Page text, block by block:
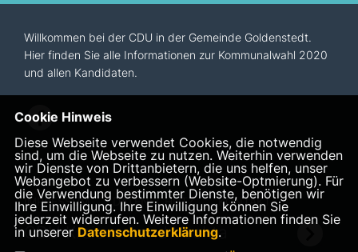
Willkommen bei der CDU in der Gemeinde Goldenstedt.
Hier finden Sie alle Informationen zur Kommunalwahl 2020
und allen Kandidaten.
IMPRESSUM DATENSCHUTZ KONTAKT
CDU Kreisverband Vechta
Cookie Hinweis
Diese Webseite verwendet Cookies, die notwendig
sind, um die Webseite zu nutzen. Weiterhin verwenden
wir Dienste von Drittanbietern, die uns helfen, unser
Webangebot zu verbessern (Website-Optmierung). Für
die Verwendung bestimmter Dienste, benötigen wir
Ihre Einwilligung. Ihre Einwilligung können Sie
jederzeit widerrufen. Weitere Informationen finden Sie
in unserer Datenschutzerklärung.